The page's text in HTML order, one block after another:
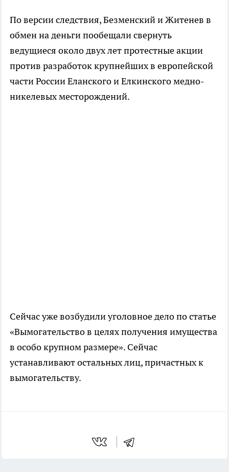
По версии следствия, Безменский и Житенев в
обмен на деньги пообещали свернуть
ведущиеся около двух лет протестные акции
против разработок крупнейших в европейской
части России Еланского и Елкинского медно-
никелевых месторождений.
Сейчас уже возбудили уголовное дело по статье
«Вымогательство в целях получения имущества
в особо крупном размере». Сейчас
устанавливают остальных лиц, причастных к
вымогательству.